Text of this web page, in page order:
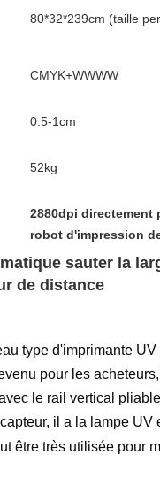
80*32*239cm (taille
CMYK+WWWW
0.5-1cm
52kg
2880dpi directement
robot d'impression
sauter la
de distance
type d'imprimante
pour les
le rail vertical
capteur, il a la lampe UV
être très utilisée pour